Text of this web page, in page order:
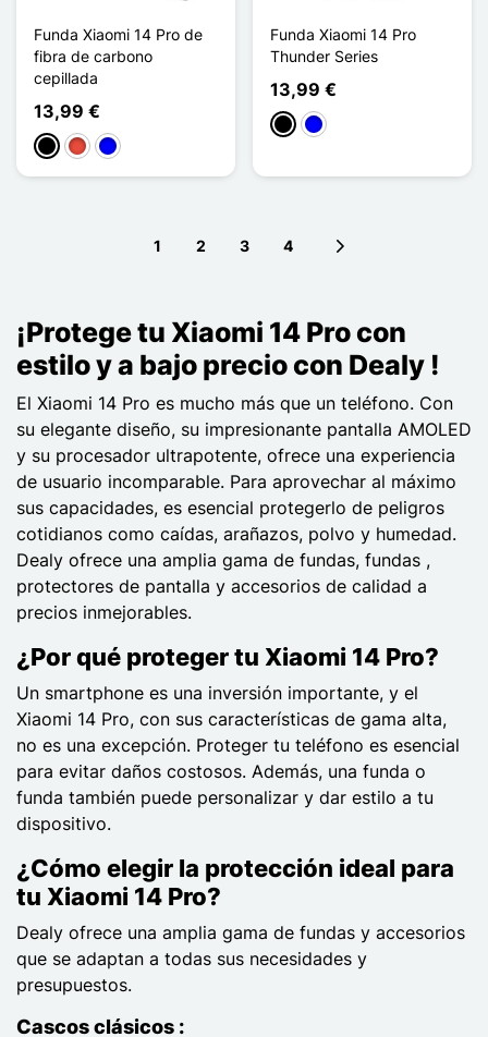
Funda Xiaomi 14 Pro de
fibra de carbono
cepillada
13,99 €
NegroRojoAzul
Funda Xiaomi 14 Pro
Thunder Series
13,99 €
NegroAzul
1 2 3 4
¡Protege tu Xiaomi 14 Pro con
estilo y a bajo precio con Dealy !
El Xiaomi 14 Pro es mucho más que un teléfono. Con
su elegante diseño, su impresionante pantalla AMOLED
y su procesador ultrapotente, ofrece una experiencia
de usuario incomparable. Para aprovechar al máximo
sus capacidades, es esencial protegerlo de peligros
cotidianos como caídas, arañazos, polvo y humedad.
Dealy ofrece una amplia gama de fundas, fundas ,
protectores de pantalla y accesorios de calidad a
precios inmejorables.
¿Por qué proteger tu Xiaomi 14 Pro?
Un smartphone es una inversión importante, y el
Xiaomi 14 Pro, con sus características de gama alta,
no es una excepción. Proteger tu teléfono es esencial
para evitar daños costosos. Además, una funda o
funda también puede personalizar y dar estilo a tu
dispositivo.
¿Cómo elegir la protección ideal para
tu Xiaomi 14 Pro?
Dealy ofrece una amplia gama de fundas y accesorios
que se adaptan a todas sus necesidades y
presupuestos.
Cascos clásicos :